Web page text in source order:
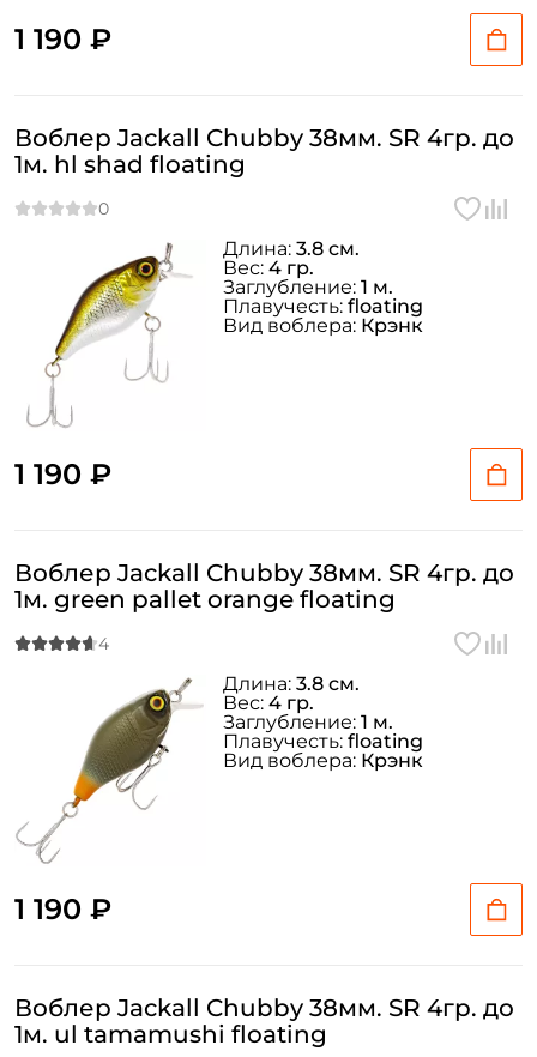
1 190 ₽
Воблер Jackall Chubby 38мм. SR 4гр. до
1м. hl shad floating
1 190 ₽
Длина: 3.8 см.
Вес: 4 гр.
Заглубление: 1 м.
Плавучесть: floating
Вид воблера: Крэнк
Воблер Jackall Chubby 38мм. SR 4гр. до
1м. green pallet orange floating
1 190 ₽
Длина: 3.8 см.
Вес: 4 гр.
Заглубление: 1 м.
Плавучесть: floating
Вид воблера: Крэнк
Воблер Jackall Chubby 38мм. SR 4гр. до
1м. ul tamamushi floating